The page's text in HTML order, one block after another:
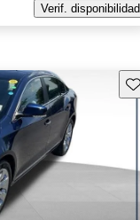
Verif. disponibilidad